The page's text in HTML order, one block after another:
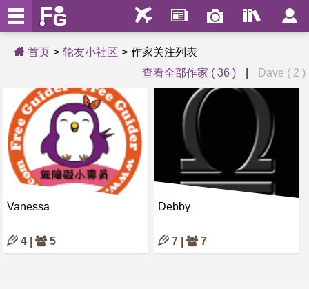
首页 轮友小社区
作家关注列表
查看全部作家 ( 36 )
Dave ( 2 )
Vanessa
4 | 5
Debby
7 | 7